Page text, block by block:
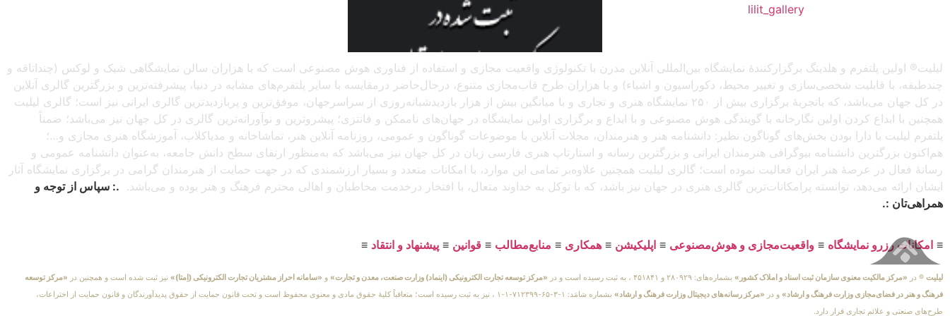
lilit_gallery
لیلیت® اولین پلتفرم و هلدینگ برگزارکنندهٔ نمایشگاه بین‌المللی آنلاین مدرن با تکنولوژی واقعیت مجازی و استفاده از فناوری هوش مصنوعی است که با هزاران سالن نمایشگاهی شیک و لوکس (چنداتاقه و
چندطبقه، با قابلیت شخصی‌سازی و تغییر محیط، دکوراسیون و اشیاء) و با هزاران طرح قاب‌مجازی متنوع، درحال‌حاضر درمقایسه با سایر پلتفرم‌های مشابه در دنیا، پیشرفته‌ترین و بزرگترین گالری آنلاین
در کل جهان می‌باشد، که باتجربهٔ برگزاری بیش از ۲۵۰ نمایشگاه هنری و تجاری و با میانگین بیش از هزار بازدیدشبانه‌روزی از سراسرجهان، موفق‌ترین و پربازدیدترین گالری ایرانی نیز است؛ گالری لیلیت
همچنین با ابداع کردن اولین نگارخانه با گویندگی هوش مصنوعی و با ابداع و برگزاری اولین نمایشگاه در جهان‌های ناممکن و فانتزی؛ پیشروترین و نوآورانه‌ترین گالری در کل جهان نیز می‌باشد؛ ضمناً
پلتفرم لیلیت با دارا بودن بخش‌های گوناگون نظیر: دانشنامه هنر و هنرمندان، مجلات آنلاین با موضوعات گوناگون و عمومی، روزنامه آنلاین هنر، تماشاخانه و مدیاکلاب، آموزشگاه هنری مجازی و…؛
هم‌اکنون بزرگترین دانشنامه بیوگرافی هنرمندان ایرانی و بزرگترین رسانه و استارتاپ هنری فارسی زبان در کل جهان نیز می‌باشد که به‌منظور ارتقای سطح دانش جامعه، به‌عنوان دانشنامه عمومی و
رسانهٔ فعال در عرصهٔ هنر ایران فعالیت نموده است؛ گالری لیلیت همچنین علاوه‌بر تمامی این موارد، با امکانات متعدد و بسیار ارزشمندی که در جهت حمایت از هنرمندان گرامی در برگزاری نمایشگاه آثار
ایشان ارائه می‌دهد، توانسته پرامکانات‌ترین گالری هنری در جهان نیز باشد، که با توکل به خداوند متعال، با افتخار درخدمت مخاطبان و اهالی محترم فرهنگ و هنر بوده و می‌باشد. .: سپاس از توجه و
همراهی‌تان :.
≡ امکانات رزرو نمایشگاه ≡ واقعیت‌مجازی و هوش‌مصنوعی ≡ اپلیکیشن ≡ همکاری ≡ منابع‌مطالب ≡ قوانین ≡ پیشنهاد و انتقاد ≡
لیلیت ® در «مرکز مالکیت معنوی سازمان ثبت اسناد و املاک کشور» بشماره‌های: ۲۸۰۹۲۹ و ۴۵۱۸۴۱ ، به ثبت رسیده است و در «مرکز توسعه تجارت الکترونیکی (اینماد) وزارت صنعت، معدن و تجارت» و «سامانه احراز مشتریان تجارت الکترونیکی (اِمتا)» نیز ثبت شده است و همچنین در «مرکز توسعه
فرهنگ و هنر در فضای‌مجازی وزارت فرهنگ و ارشاد» و در «مرکز رسانه‌های دیجیتال وزارت فرهنگ و ارشاد»
بشماره شامَد: ۱-۳-۶۵-۷۱۲۳۹۹-۱-۱ ، نیز به ثبت رسیده است؛ متعاقباً کلیهٔ حقوق مادی و معنوی محفوظ است و تحت قانون حمایت از حقوق پدیدآورندگان و قانون حمایت از اختراعات،
طرح‌های صنعتی و علائم تجاری قرار دارد.